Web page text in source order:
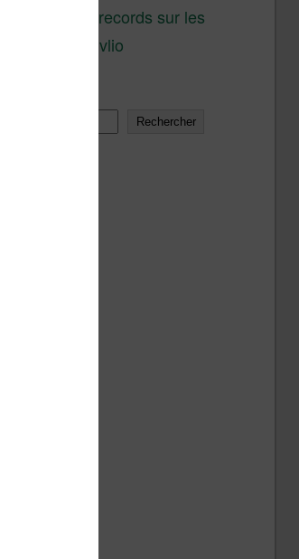
réductions records sur les
Kobo et Vivlio
Rechercher